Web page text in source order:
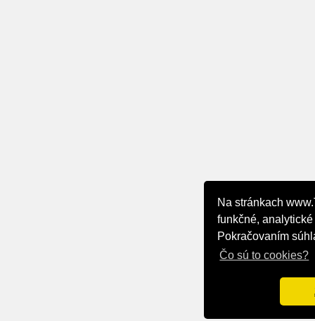
Na stránkach
funkčné,
Pokračovaním
Čo sú to cookies?